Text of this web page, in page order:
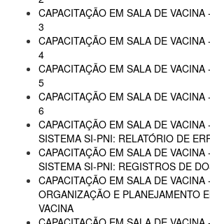
CAPACITAÇÃO EM SALA DE
3
CAPACITAÇÃO EM SALA DE
4
CAPACITAÇÃO EM SALA DE
5
CAPACITAÇÃO EM SALA DE
6
CAPACITAÇÃO EM SALA DE VACINA
SISTEMA SI-PNI: RELATÓRIO DE
CAPACITAÇÃO EM SALA DE VACINA
SISTEMA SI-PNI: REGISTROS DE
CAPACITAÇÃO EM SALA DE VACINA
ORGANIZAÇÃO E PLANEJAMENTO
VACINA